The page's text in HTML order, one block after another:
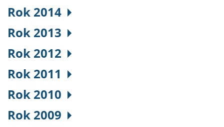
Rok 2014
Rok 2013
Rok 2012
Rok 2011
Rok 2010
Rok 2009